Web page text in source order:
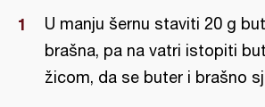
U manju šernu staviti 20 g
brašna, pa na vatri istopiti
žicom, da se buter i brašno